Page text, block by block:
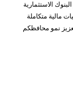
الاستثمارية
مالية متكاملة
نمو محافظكم